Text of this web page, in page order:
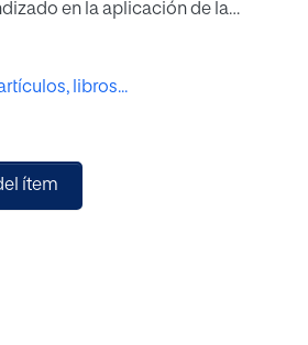
en la aplicación de la
ser entendida desde una
ello, existen cuatro dimensiones
económica y
estos proyectos de los
Bilbao? Para responderla, se ha
libros...
ítem